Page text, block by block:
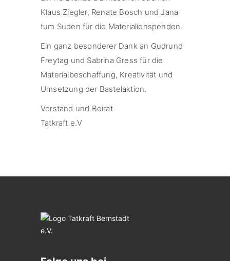
Klaus Ziegler, Renate Bosch und Jana
tum Suden für die Materialienspenden.
Ein ganz besonderer Dank an Gudrund
Freytag und Sabrina Gress für die
Materialbeschaffung, Kreativität und
Umsetzung der Bastelaktion.
Vorstand und Beirat
Tatkraft e.V